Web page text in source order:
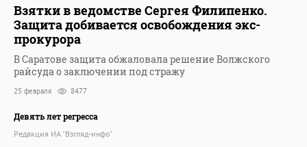
Взятки в ведомстве Сергея Филипенко.
Защита добивается освобождения экс-
прокурора
В Саратове защита обжаловала решение Волжского
райсуда о заключении под стражу
25 февраля 8477
Девять лет регресса
Редакция ИА "Взгляд-инфо"